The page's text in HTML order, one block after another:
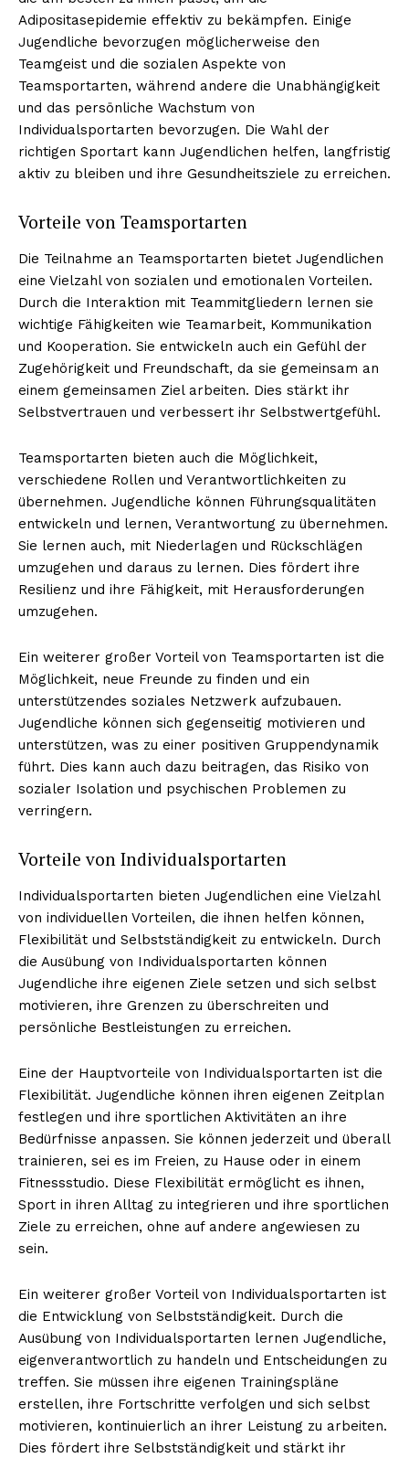
Adipositasepidemie effektiv zu bekämpfen. Einige
Jugendliche bevorzugen möglicherweise den
Teamgeist und die sozialen Aspekte von
Teamsportarten, während andere die Unabhängigkeit
und das persönliche Wachstum von
Individualsportarten bevorzugen. Die Wahl der
richtigen Sportart kann Jugendlichen helfen, langfristig
aktiv zu bleiben und ihre Gesundheitsziele zu erreichen.
Vorteile von Teamsportarten
Die Teilnahme an Teamsportarten bietet Jugendlichen
eine Vielzahl von sozialen und emotionalen Vorteilen.
Durch die Interaktion mit Teammitgliedern lernen sie
wichtige Fähigkeiten wie Teamarbeit, Kommunikation
und Kooperation. Sie entwickeln auch ein Gefühl der
Zugehörigkeit und Freundschaft, da sie gemeinsam an
einem gemeinsamen Ziel arbeiten. Dies stärkt ihr
Selbstvertrauen und verbessert ihr Selbstwertgefühl.
Teamsportarten bieten auch die Möglichkeit,
verschiedene Rollen und Verantwortlichkeiten zu
übernehmen. Jugendliche können Führungsqualitäten
entwickeln und lernen, Verantwortung zu übernehmen.
Sie lernen auch, mit Niederlagen und Rückschlägen
umzugehen und daraus zu lernen. Dies fördert ihre
Resilienz und ihre Fähigkeit, mit Herausforderungen
umzugehen.
Ein weiterer großer Vorteil von Teamsportarten ist die
Möglichkeit, neue Freunde zu finden und ein
unterstützendes soziales Netzwerk aufzubauen.
Jugendliche können sich gegenseitig motivieren und
unterstützen, was zu einer positiven Gruppendynamik
führt. Dies kann auch dazu beitragen, das Risiko von
sozialer Isolation und psychischen Problemen zu
verringern.
Vorteile von Individualsportarten
Individualsportarten bieten Jugendlichen eine Vielzahl
von individuellen Vorteilen, die ihnen helfen können,
Flexibilität und Selbstständigkeit zu entwickeln. Durch
die Ausübung von Individualsportarten können
Jugendliche ihre eigenen Ziele setzen und sich selbst
motivieren, ihre Grenzen zu überschreiten und
persönliche Bestleistungen zu erreichen.
Eine der Hauptvorteile von Individualsportarten ist die
Flexibilität. Jugendliche können ihren eigenen Zeitplan
festlegen und ihre sportlichen Aktivitäten an ihre
Bedürfnisse anpassen. Sie können jederzeit und überall
trainieren, sei es im Freien, zu Hause oder in einem
Fitnessstudio. Diese Flexibilität ermöglicht es ihnen,
Sport in ihren Alltag zu integrieren und ihre sportlichen
Ziele zu erreichen, ohne auf andere angewiesen zu
sein.
Ein weiterer großer Vorteil von Individualsportarten ist
die Entwicklung von Selbstständigkeit. Durch die
Ausübung von Individualsportarten lernen Jugendliche,
eigenverantwortlich zu handeln und Entscheidungen zu
treffen. Sie müssen ihre eigenen Trainingspläne
erstellen, ihre Fortschritte verfolgen und sich selbst
motivieren, kontinuierlich an ihrer Leistung zu arbeiten.
Dies fördert ihre Selbstständigkeit und stärkt ihr